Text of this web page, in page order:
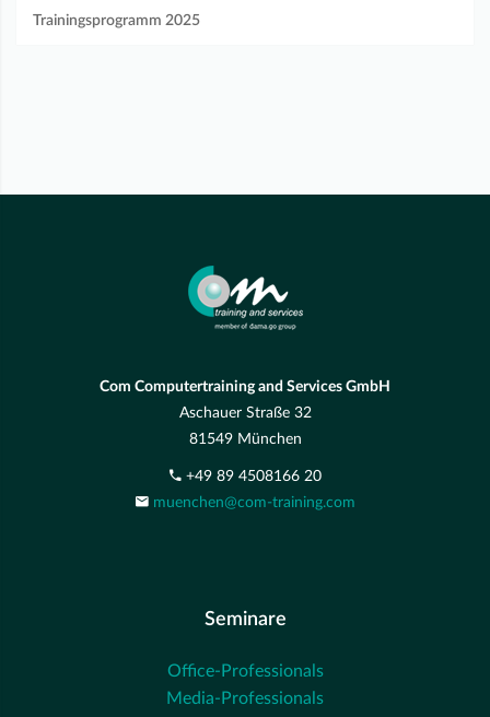
Trainingsprogramm 2025
Com Computertraining and Services GmbH
Aschauer Straße 32
81549 München
+49 89 4508166 20
muenchen@com-training.com
Seminare
Office-Professionals
Media-Professionals